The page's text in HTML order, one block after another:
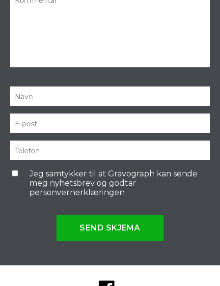
Jeg samtykker til at Gravograph kan sende
meg nyhetsbrev og godtar
personvernerklæringen
SEND SKJEMA